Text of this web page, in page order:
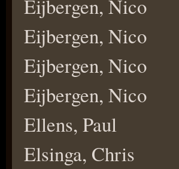
Eijbergen, Nico
Eijbergen, Nico
Eijbergen, Nico
Eijbergen, Nico
Ellens, Paul
Elsinga, Chris